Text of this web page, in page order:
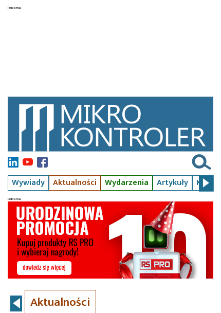
Wywiady Aktualności Wydarzenia Artykuły Kursy
Aktualności